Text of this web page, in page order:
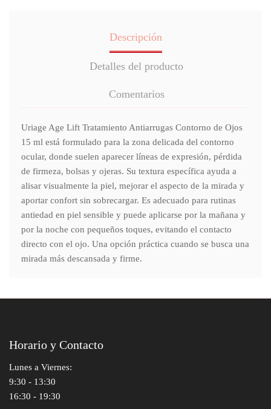
Descripción
Detalles del producto
Comentarios
Uriage Age Lift Tratamiento Antiarrugas Contorno de Ojos
15 ml está formulado para la zona delicada del contorno
ocular, donde suelen aparecer líneas de expresión, pérdida
de firmeza, bolsas y ojeras. Su textura específica ayuda a
alisar visualmente la piel, mejorar el aspecto de la mirada y
aportar confort sin sobrecargar. Es adecuado para rutinas
antiedad en piel sensible y puede aplicarse por la mañana y
por la noche con pequeños toques, evitando el contacto
directo con el ojo. Una opción práctica cuando se busca una
mirada más descansada y firme.
Horario y Contacto
Lunes a Viernes:
9:30 - 13:30
16:30 - 19:30